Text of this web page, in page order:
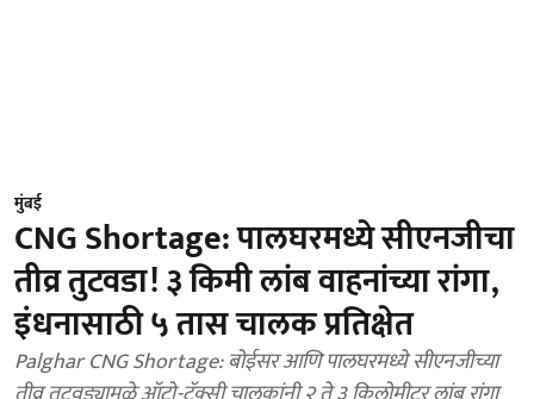
मुंबई
CNG Shortage: पालघरमध्ये सीएनजीचा
तीव्र तुटवडा! ३ किमी लांब वाहनांच्या रांगा,
इंधनासाठी ५ तास चालक प्रतिक्षेत
Palghar CNG Shortage: बोईसर आणि पालघरमध्ये सीएनजीच्या